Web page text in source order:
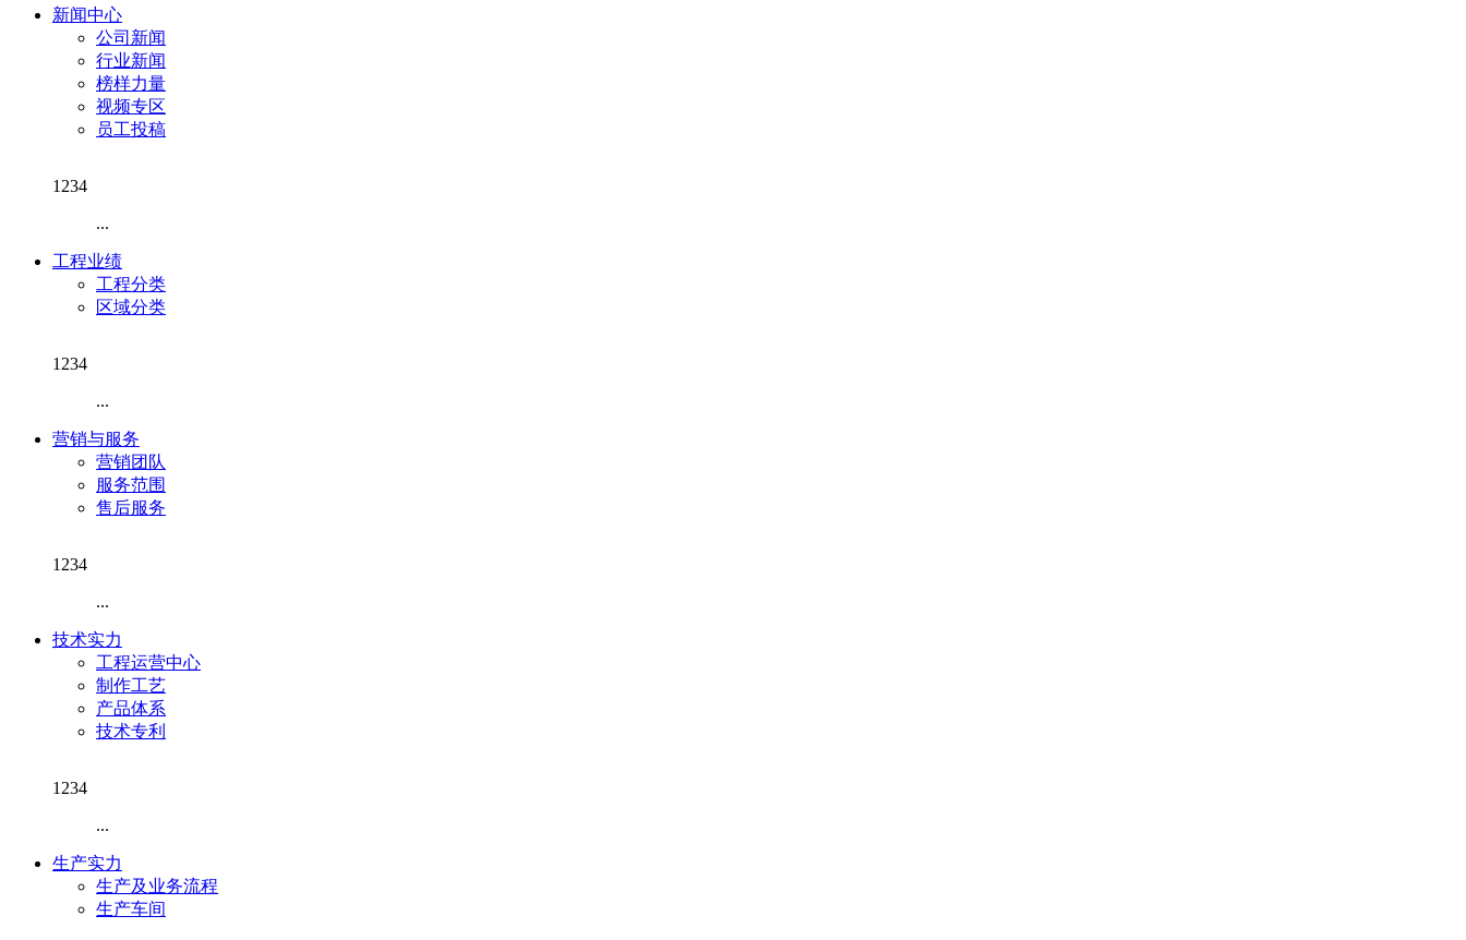
新闻中心
公司新闻
行业新闻
榜样力量
视频专区
员工投稿
1234
...
工程业绩
工程分类
区域分类
1234
...
营销与服务
营销团队
服务范围
售后服务
1234
...
技术实力
工程运营中心
制作工艺
产品体系
技术专利
1234
...
生产实力
生产及业务流程
生产车间